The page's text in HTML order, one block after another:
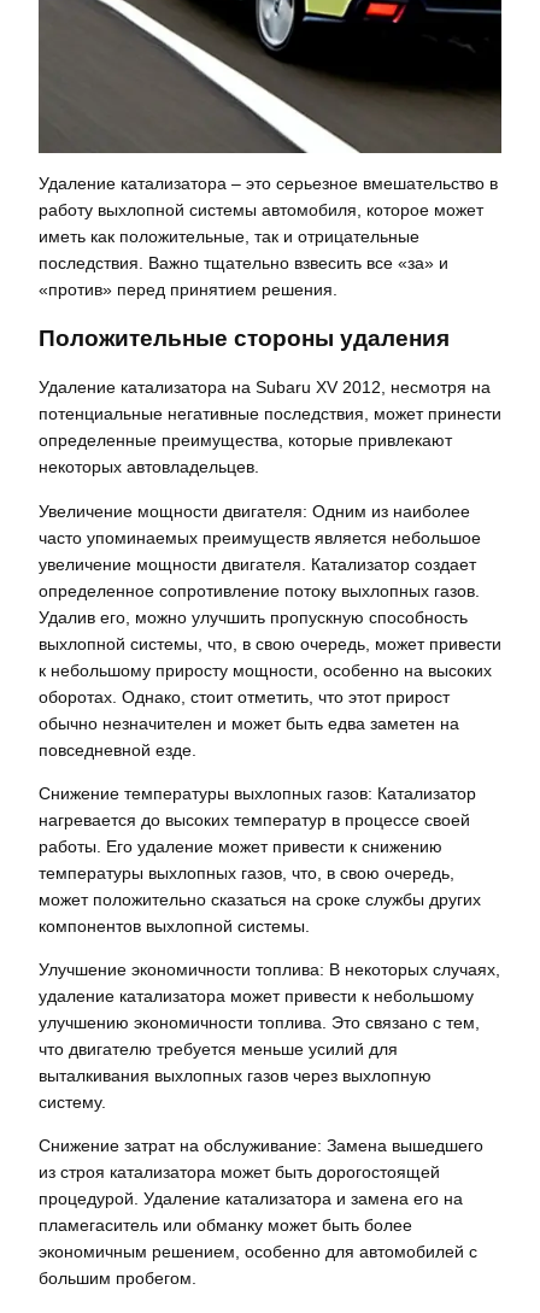
Удаление катализатора – это серьезное вмешательство в
работу выхлопной системы автомобиля, которое может
иметь как положительные, так и отрицательные
последствия. Важно тщательно взвесить все «за» и
«против» перед принятием решения.
Положительные стороны удаления
Удаление катализатора на Subaru XV 2012, несмотря на
потенциальные негативные последствия, может принести
определенные преимущества, которые привлекают
некоторых автовладельцев.
Увеличение мощности двигателя: Одним из наиболее
часто упоминаемых преимуществ является небольшое
увеличение мощности двигателя. Катализатор создает
определенное сопротивление потоку выхлопных газов.
Удалив его, можно улучшить пропускную способность
выхлопной системы, что, в свою очередь, может привести
к небольшому приросту мощности, особенно на высоких
оборотах. Однако, стоит отметить, что этот прирост
обычно незначителен и может быть едва заметен на
повседневной езде.
Снижение температуры выхлопных газов: Катализатор
нагревается до высоких температур в процессе своей
работы. Его удаление может привести к снижению
температуры выхлопных газов, что, в свою очередь,
может положительно сказаться на сроке службы других
компонентов выхлопной системы.
Улучшение экономичности топлива: В некоторых случаях,
удаление катализатора может привести к небольшому
улучшению экономичности топлива. Это связано с тем,
что двигателю требуется меньше усилий для
выталкивания выхлопных газов через выхлопную
систему.
Снижение затрат на обслуживание: Замена вышедшего
из строя катализатора может быть дорогостоящей
процедурой. Удаление катализатора и замена его на
пламегаситель или обманку может быть более
экономичным решением, особенно для автомобилей с
большим пробегом.